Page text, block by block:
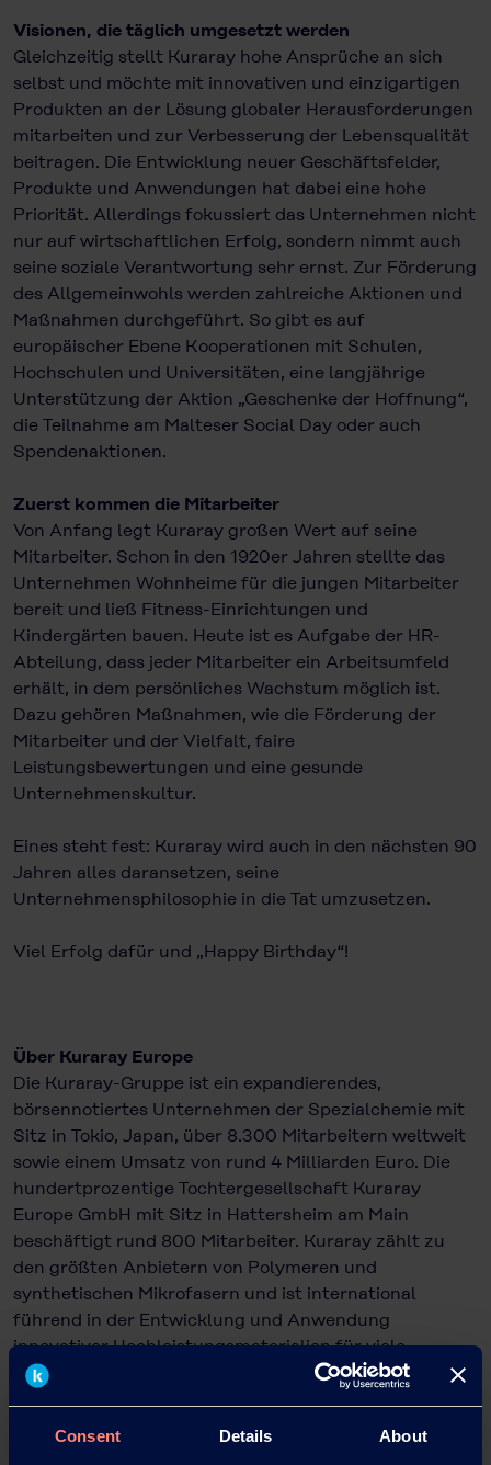
Consent Details About
Visionen, die täglich umgesetzt werden
Gleichzeitig stellt Kuraray hohe Ansprüche an sich
selbst und möchte mit innovativen und einzigartigen
Produkten an der Lösung globaler Herausforderungen
mitarbeiten und zur Verbesserung der Lebensqualität
beitragen. Die Entwicklung neuer Geschäftsfelder,
Produkte und Anwendungen hat dabei eine hohe
Priorität. Allerdings fokussiert das Unternehmen nicht
nur auf wirtschaftlichen Erfolg, sondern nimmt auch
seine soziale Verantwortung sehr ernst. Zur Förderung
des Allgemeinwohls werden zahlreiche Aktionen und
Maßnahmen durchgeführt. So gibt es auf
europäischer Ebene Kooperationen mit Schulen,
Hochschulen und Universitäten, eine langjährige
Unterstützung der Aktion „Geschenke der Hoffnung“,
die Teilnahme am Malteser Social Day oder auch
Spendenaktionen.
Zuerst kommen die Mitarbeiter
Von Anfang legt Kuraray großen Wert auf seine
Mitarbeiter. Schon in den 1920er Jahren stellte das
Unternehmen Wohnheime für die jungen Mitarbeiter
bereit und ließ Fitness-Einrichtungen und
Kindergärten bauen. Heute ist es Aufgabe der HR-
Abteilung, dass jeder Mitarbeiter ein Arbeitsumfeld
erhält, in dem persönliches Wachstum möglich ist.
Dazu gehören Maßnahmen, wie die Förderung der
Mitarbeiter und der Vielfalt, faire
Leistungsbewertungen und eine gesunde
Unternehmenskultur.
Eines steht fest: Kuraray wird auch in den nächsten 90
Jahren alles daransetzen, seine
Unternehmensphilosophie in die Tat umzusetzen.
Viel Erfolg dafür und „Happy Birthday“!
Über Kuraray Europe
Die Kuraray-Gruppe ist ein expandierendes,
börsennotiertes Unternehmen der Spezialchemie mit
Sitz in Tokio, Japan, über 8.300 Mitarbeitern weltweit
sowie einem Umsatz von rund 4 Milliarden Euro. Die
hundertprozentige Tochtergesellschaft Kuraray
Europe GmbH mit Sitz in Hattersheim am Main
beschäftigt rund 800 Mitarbeiter. Kuraray zählt zu
den größten Anbietern von Polymeren und
synthetischen Mikrofasern und ist international
führend in der Entwicklung und Anwendung
innovativer Hochleistungsmaterialien für viele
Industriezweige. Weitere Informationen finden Sie im